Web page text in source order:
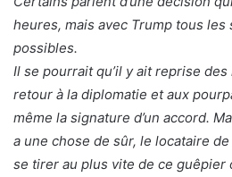
heures, mais avec Trump tous
possibles.
Il se pourrait qu’il y ait reprise
retour à la diplomatie et aux
même la signature d’un accord.
a une chose de sûr, le locataire
se tirer au plus vite de ce guêpier